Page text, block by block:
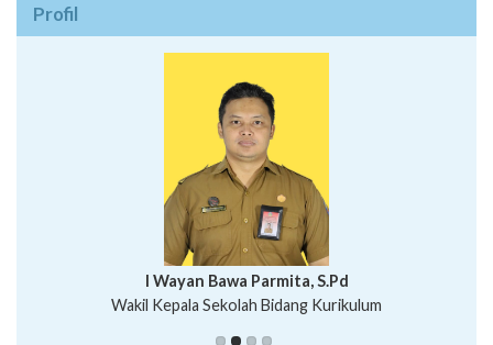
Profil
Putu Suhartana, S.Pd.
I Wayan Bawa Parmita, S.Pd
Wakil Kepala Sekolah Bidang Kurikulum
I Wayan Gede Aditya Pratita, S.Pd., M.Sn
Ni Wayan Nopi Sutantri, S.Pd.